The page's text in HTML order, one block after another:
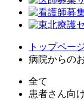
トップペー
病院からの
全て
患者さん向